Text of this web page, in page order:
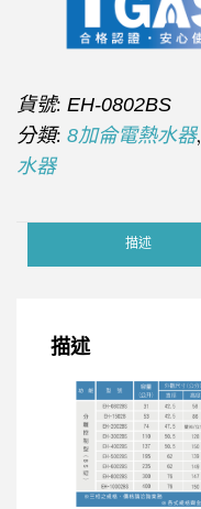
貨號: EH-0802BS
分類: 8加侖電熱水器,
水器
描述
描述